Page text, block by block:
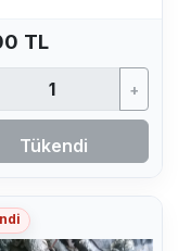
TL
+
Tükendi